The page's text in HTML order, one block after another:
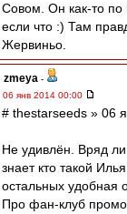
Совом. Он как-то по
если что :) Там
Жервиньо.
zmeya -
06 янв 2014 00:00
# thestarseeds » 06
Не удивлён. Вряд
знает кто такой
остальных удобная
Про фан-клуб